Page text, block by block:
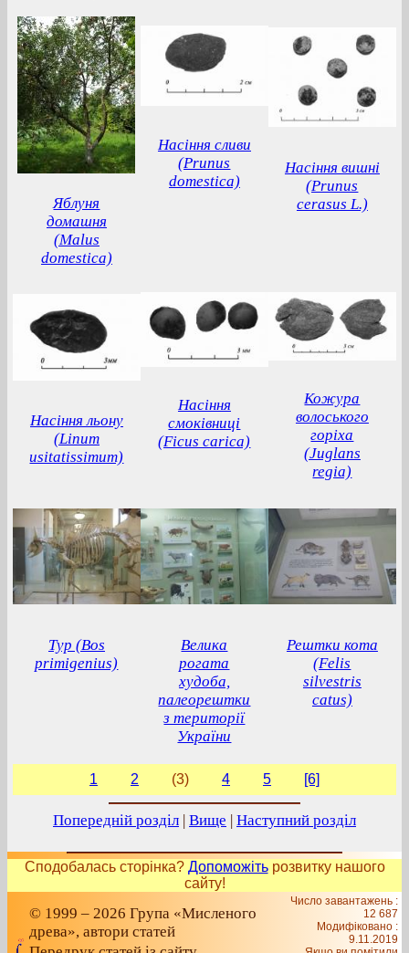
Яблуня
домашня
(Malus
domestica)
Насіння сливи
(Prunus
domestica)
Насіння вишні
(Prunus
cerasus L.)
Насіння льону
(Linum
usitatissimum)
Насіння
смоківниці
(Ficus carica)
Кожура
волоського
горіха
(Juglans
regia)
Тур (Bos
primigenius)
Велика
рогата
худоба,
палеорештки
з території
України
Рештки кота
(Felis
silvestris
catus)
1 2 (3) 4 5 [6]
Попередній розділ | Вище | Наступний розділ
Сподобалась сторінка? Допоможітьрозвитку нашого
сайту!
© 1999 – 2026 Група «Мисленого
древа», автори статей
Число завантажень :
12 687
Модифіковано :
9.11.2019